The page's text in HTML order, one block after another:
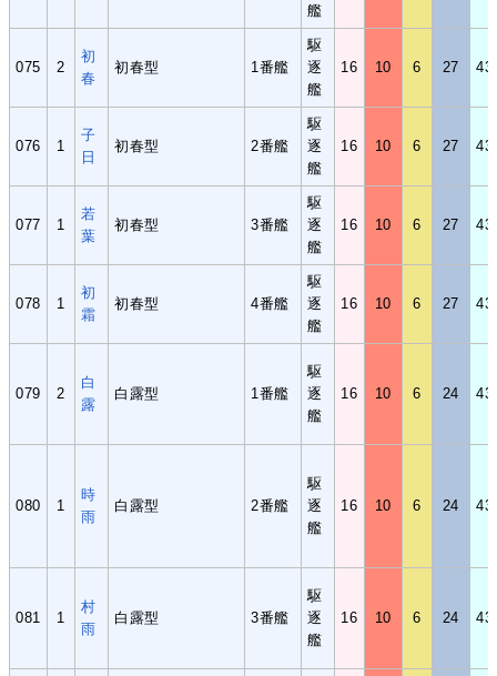
艦
075 2
初
春
初春型 1番艦
駆
逐
艦
16 10 6 27 43
076 1
子
日
初春型 2番艦
駆
逐
艦
16 10 6 27 43
077 1
若
葉
初春型 3番艦
駆
逐
艦
16 10 6 27 43
078 1
初
霜
初春型 4番艦
駆
逐
艦
16 10 6 27 43
079 2
白
露
白露型 1番艦
駆
逐
艦
16 10 6 24 43
080 1
時
雨
白露型 2番艦
駆
逐
艦
16 10 6 24 43
081 1
村
雨
白露型 3番艦
駆
逐
艦
16 10 6 24 43